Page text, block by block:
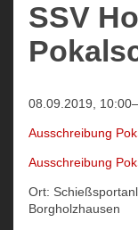
SSV
08.09.2019,
Ausschreibung
Ausschreibung
Ort:
Borgholzhausen